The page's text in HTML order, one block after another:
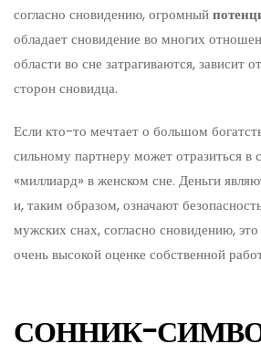
согласно сновидению, огромный
обладает сновидение во многих
области во сне затрагиваются, зависит
сторон сновидца.
Если кто-то мечтает о большом
сильному партнеру может отразиться в
«миллиард» в женском сне. Деньги
и, таким образом, означают
мужских снах, согласно сновидению, это
очень высокой оценке собственной
СОННИК-